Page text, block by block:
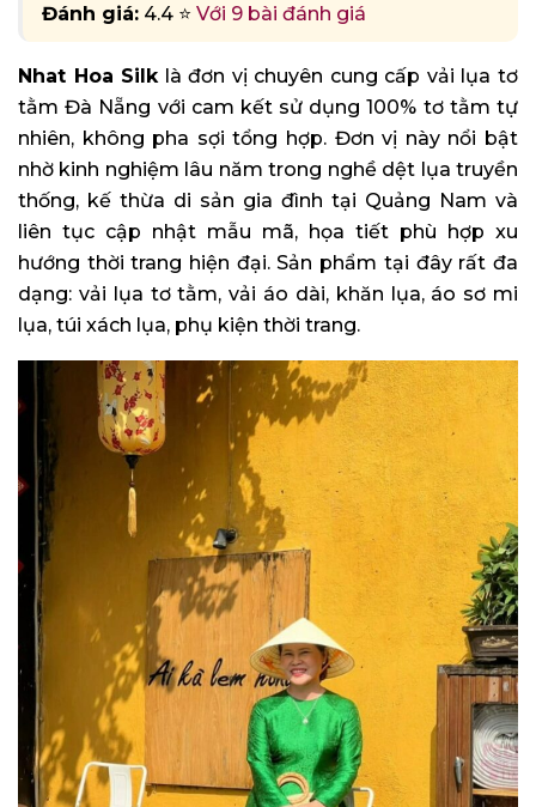
Đánh giá: 4.4 ⭐ Với 9 bài đánh giá
Nhat Hoa Silklà đơn vị chuyên cung cấp vải lụa tơ
tằm Đà Nẵng với cam kết sử dụng 100% tơ tằm tự
nhiên, không pha sợi tổng hợp. Đơn vị này nổi bật
nhờ kinh nghiệm lâu năm trong nghề dệt lụa truyền
thống, kế thừa di sản gia đình tại Quảng Nam và
liên tục cập nhật mẫu mã, họa tiết phù hợp xu
hướng thời trang hiện đại. Sản phẩm tại đây rất đa
dạng: vải lụa tơ tằm, vải áo dài, khăn lụa, áo sơ mi
lụa, túi xách lụa, phụ kiện thời trang.